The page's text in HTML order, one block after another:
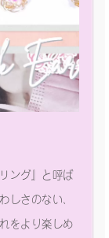
ング』と呼ば
しさのない、
をより楽しめ